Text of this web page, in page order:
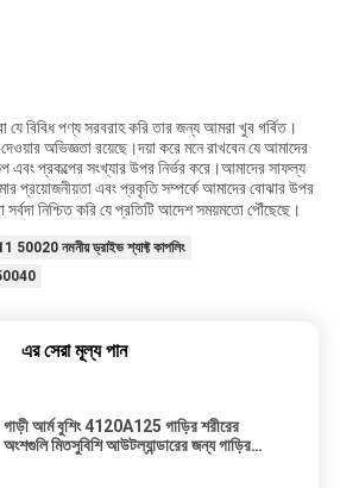
বিবিধ পণ্য সরবরাহ করি তার জন্য আমরা খুব গর্বিত।
অভিজ্ঞতা রয়েছে।দয়া করে মনে রাখবেন যে আমাদের
এবং প্রকল্পের সংখ্যার উপর নির্ভর করে।আমাদের সাফল্য
প্রয়োজনীয়তা এবং প্রকৃতি সম্পর্কে আমাদের বোঝার উপর
নিশ্চিত করি যে প্রতিটি আদেশ সময়মতো পৌঁছেছে।
50020 নমনীয় ড্রাইভ শ্যাফ্ট কাপলিং
50040
এর সেরা মূল্য পান
গাড়ী আর্ম বুশিং 4120A125 গাড়ির শরীরের
অংশগুলি মিতসুবিশি আউটল্যান্ডারের জন্য গাড়ির